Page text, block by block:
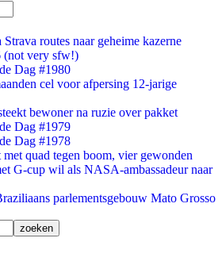
routes naar geheime kazerne
(not very sfw!)
Dag #1980
cel voor afpersing 12-jarige
bewoner na ruzie over pakket
Dag #1979
Dag #1978
quad tegen boom, vier gewonden
G-cup wil als NASA-ambassadeur naar
parlementsgebouw Mato Grosso